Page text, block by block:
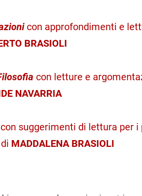
con approfondimenti e
BRASIOLI
con letture e
NAVARRIA
con suggerimenti di lettura per i
MADDALENA BRASIOLI